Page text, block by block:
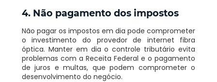
4. Não pagamento dos impostos
Não pagar os impostos em dia pode comprometer
o investimento do provedor de internet fibra
óptica. Manter em dia o controle tributário evita
problemas com a Receita Federal e o pagamento
de juros e multas, que podem comprometer o
desenvolvimento do negócio.